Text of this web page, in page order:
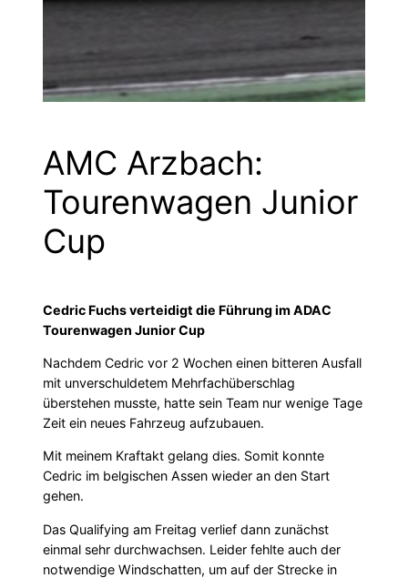
AMC Arzbach:
Tourenwagen Junior
Cup
Cedric Fuchs verteidigt die Führung im ADAC
Tourenwagen Junior Cup
Nachdem Cedric vor 2 Wochen einen bitteren Ausfall
mit unverschuldetem Mehrfachüberschlag
überstehen musste, hatte sein Team nur wenige Tage
Zeit ein neues Fahrzeug aufzubauen.
Mit meinem Kraftakt gelang dies. Somit konnte
Cedric im belgischen Assen wieder an den Start
gehen.
Das Qualifying am Freitag verlief dann zunächst
einmal sehr durchwachsen. Leider fehlte auch der
notwendige Windschatten, um auf der Strecke in